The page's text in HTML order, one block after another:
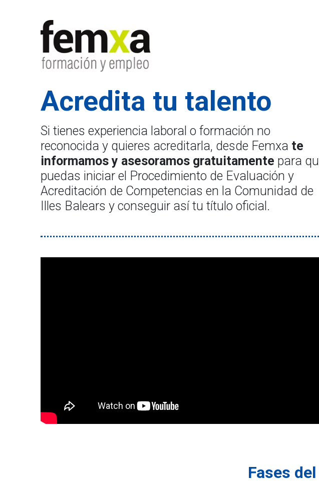
Acredita tu talento
Si tienes experiencia laboral o formación no
reconocida y quieres acreditarla, desde Femxa te
informamos y asesoramos gratuitamente para
puedas iniciar el Procedimiento de Evaluación y
Acreditación de Competencias en la Comunidad de
Illes Balears y conseguir así tu título oficial.
Fases